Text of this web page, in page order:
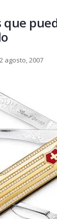
que
agosto, 2007